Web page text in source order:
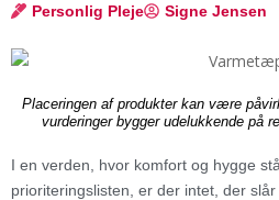
Personlig Pleje Signe Jensen
Placeringen af produkter kan være
vurderinger bygger udelukkende på
I en verden, hvor komfort og hygge
prioriteringslisten, er der intet, der